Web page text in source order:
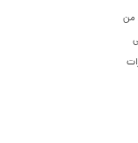
من